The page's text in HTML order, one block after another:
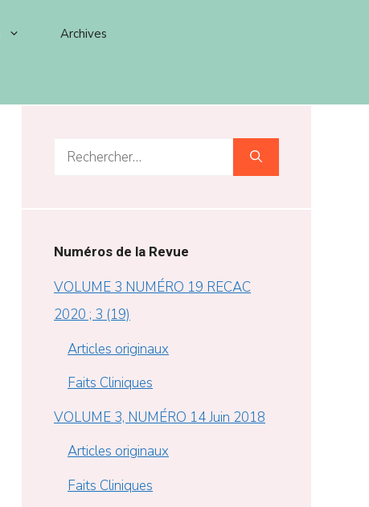
Archives
Rechercher :
Numéros de la Revue
VOLUME 3 NUMÉRO 19 RECAC
2020 ; 3 (19)
Articles originaux
Faits Cliniques
VOLUME 3, NUMÉRO 14 Juin 2018
Articles originaux
Faits Cliniques